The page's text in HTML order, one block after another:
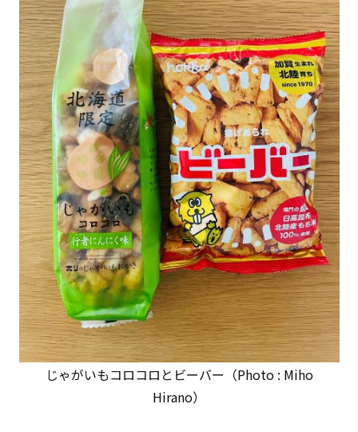
じゃがいもコロコロとビーバー（Photo : Miho
Hirano）